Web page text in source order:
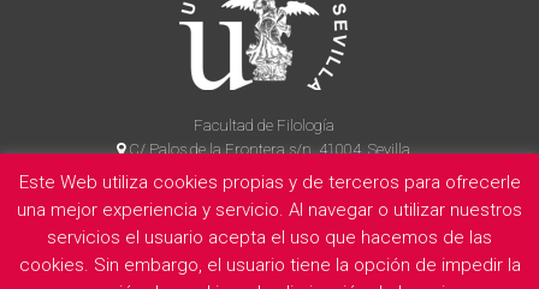
Facultad de Filología
C/ Palos de la Frontera s/n, 41004, Sevilla
954 55 14 90
La Facultad Información legal Politica de privacidad Cookies
Este Web utiliza cookies propias y de terceros para ofrecerle
una mejor experiencia y servicio. Al navegar o utilizar nuestros
servicios el usuario acepta el uso que hacemos de las
cookies. Sin embargo, el usuario tiene la opción de impedir la